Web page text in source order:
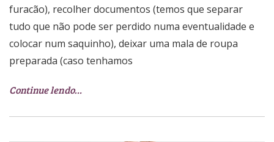
furacão), recolher documentos (temos que separar
tudo que não pode ser perdido numa eventualidade e
colocar num saquinho), deixar uma mala de roupa
preparada (caso tenhamos
Continue lendo…